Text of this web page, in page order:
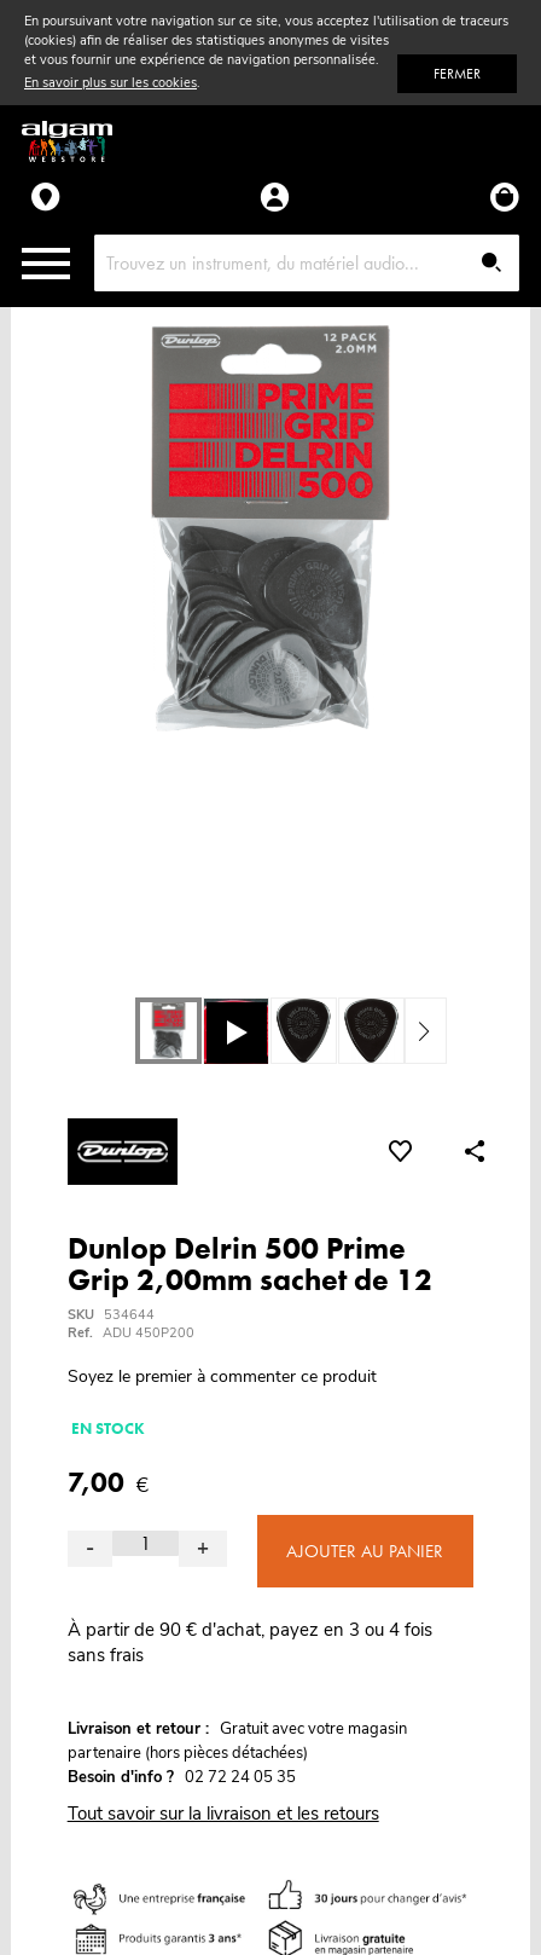
En poursuivant votre navigation sur ce site, vous acceptez l'utilisation de traceurs
(cookies) afin de réaliser des statistiques anonymes de visites
et vous fournir une expérience de navigation personnalisée.
En savoir plus sur les cookies. FERMER
Vent& Violon
Accessoires
Pièces détachées
Dunlop Delrin 500 Prime
Grip 2,00mm sachet de 12
SKU
534644
Ref. ADU 450P200
Soyez le premier à commenter ce produit
EN STOCK
7,00 €
- + AJOUTER AU PANIER
À partir de 90 € d'achat, payez en 3 ou 4 fois
sans frais
Livraison et retour : Gratuit avec votre magasin
partenaire (hors pièces détachées)
Besoin d'info ? 02 72 24 05 35
Tout savoir sur la livraison et les retours